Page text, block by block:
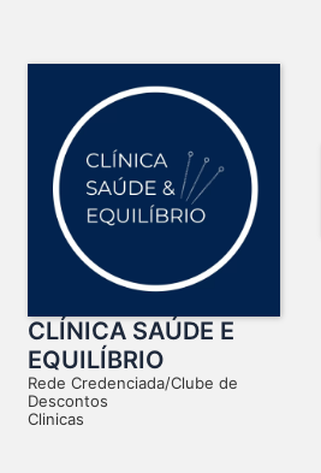
CLÍNICA SAÚDE E
EQUILÍBRIO
Rede Credenciada/Clube de
Descontos
Clinicas